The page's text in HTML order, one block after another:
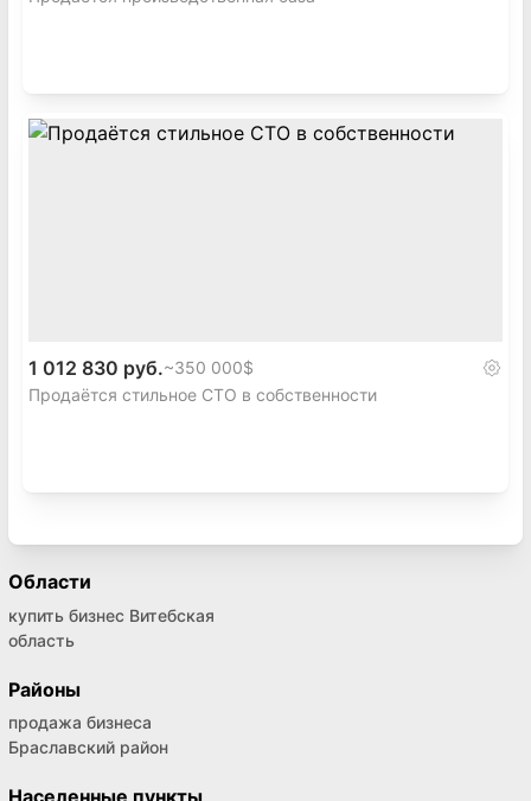
1 012 830 руб.~350 000$
Продаётся стильное СТО в собственности
Области
купить бизнес Витебская
область
Районы
продажа бизнеса
Браславский район